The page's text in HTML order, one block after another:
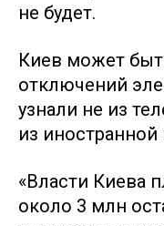
не будет.
Киев может
отключений
узнали не из
из иностранной
«Власти Киева
около 3 млн